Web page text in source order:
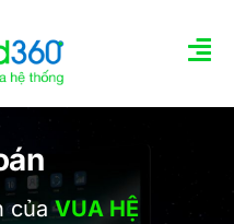
củaVUA HỆ